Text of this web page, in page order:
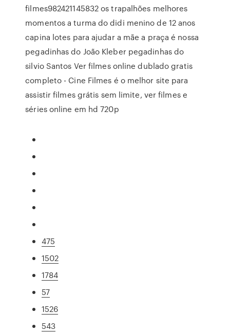
filmes982421145832 os trapalhões melhores
momentos a turma do didi menino de 12 anos
capina lotes para ajudar a mãe a praça é nossa
pegadinhas do João Kleber pegadinhas do
silvio Santos Ver filmes online dublado gratis
completo - Cine Filmes é o melhor site para
assistir filmes grátis sem limite, ver filmes e
séries online em hd 720p
475
1502
1784
57
1526
543